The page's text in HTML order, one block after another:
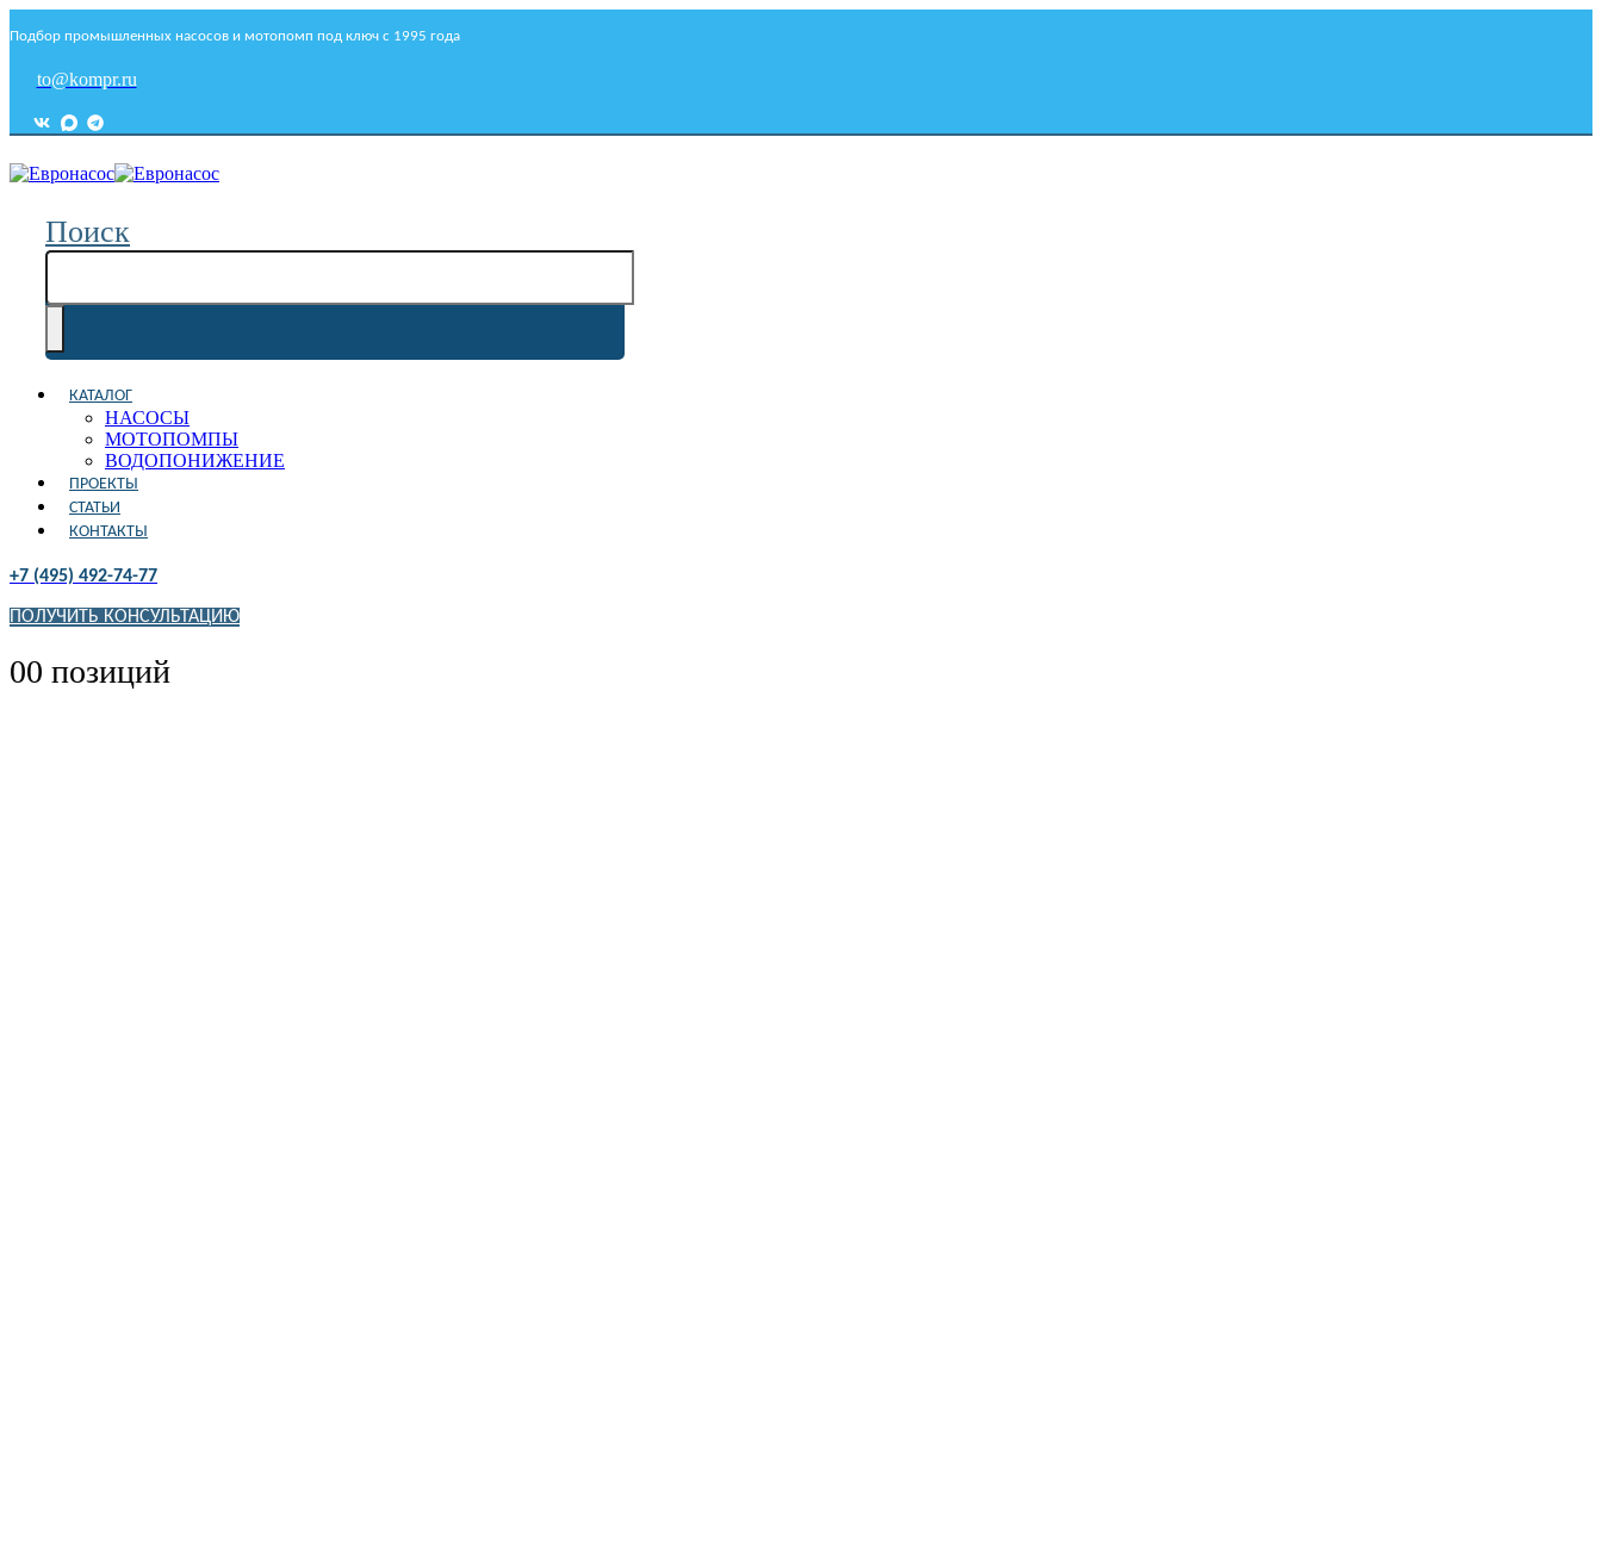
Подбор промышленных насосов и мотопомп под ключ с 1995 года
to@kompr.ru
Поиск
КАТАЛОГ
НАСОСЫ
МОТОПОМПЫ
ВОДОПОНИЖЕНИЕ
ПРОЕКТЫ
СТАТЬИ
КОНТАКТЫ
+7 (495) 492-74-77
ПОЛУЧИТЬ КОНСУЛЬТАЦИЮ
00 позиций